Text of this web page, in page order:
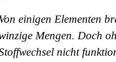
einigen Elementen
Mengen. Doch
nicht